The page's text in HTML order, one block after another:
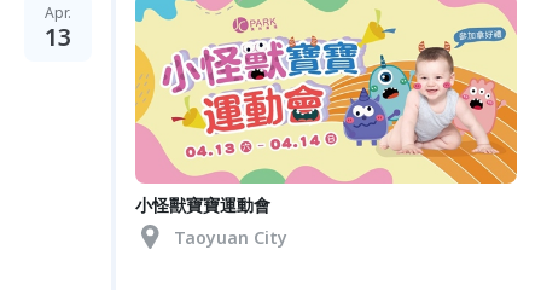
Apr.
13
小怪獸寶寶運動會
Taoyuan City